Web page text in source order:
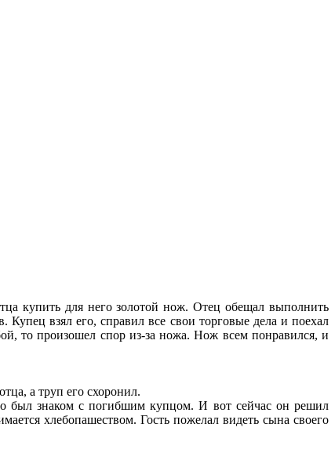
купить для него золотой нож. Отец обещал выполнить
взял его, справил все свои торговые дела и поехал
то произошел спор из-за ножа. Нож всем понравился, и
а труп его схоронил.
был знаком с погибшим купцом. И вот сейчас он решил
хлебопашеством. Гость пожелал видеть сына своего